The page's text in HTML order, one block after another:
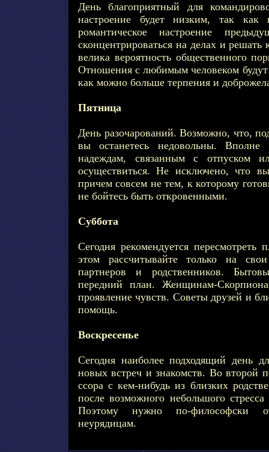
День благоприятный для
настроение будет низким, так как
романтическое настроение
сконцентрироваться на делах и решать
велика вероятность общественного
Отношения с любимым человеком
как можно больше терпения и
Пятница
День разочарований. Возможно, что,
вы останетесь недовольны.
надеждам, связанным с отпуском
осуществиться. Не исключено, что
причем совсем не тем, к которому
не бойтесь быть откровенными.
Суббота
Сегодня рекомендуется
этом рассчитывайте только на
партнеров и родственников.
передний план. Женщинам-
проявление чувств. Советы друзей и
помощь.
Воскресенье
Сегодня наиболее подходящий день
новых встреч и знакомств. Во второй
ссора с кем-нибудь из близких
после возможного небольшого
Поэтому нужно по-философски
неурядицам.